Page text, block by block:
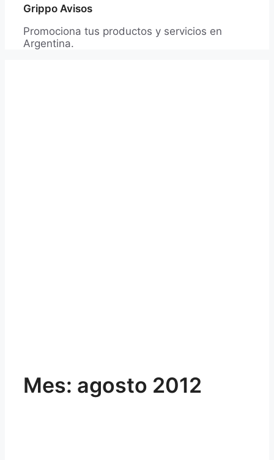
Grippo Avisos
Promociona tus productos y servicios en
Argentina.
Mes: agosto 2012